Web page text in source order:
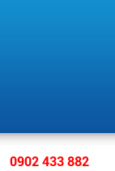
HẰNG.
0902 433 882